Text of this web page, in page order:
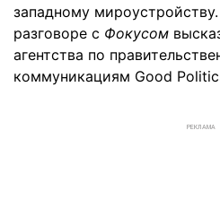
западному
разговоре с Фокусом
агентства по
коммуникациям Good
РЕКЛАМА